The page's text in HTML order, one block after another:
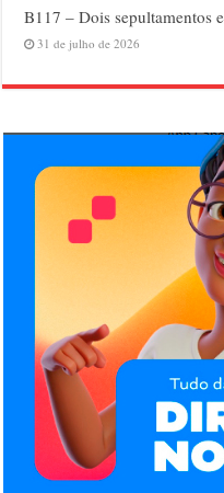
B117 – Dois sepultamentos
31 de julho de 2026